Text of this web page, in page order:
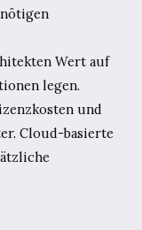
Wert auf
legen.
und
Cloud-basierte